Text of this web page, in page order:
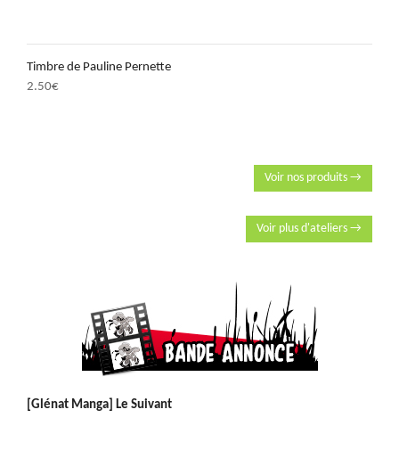
Timbre de Pauline Pernette
2.50€
Voir nos produits →
Voir plus d'ateliers →
[Glénat Manga] Le Suivant